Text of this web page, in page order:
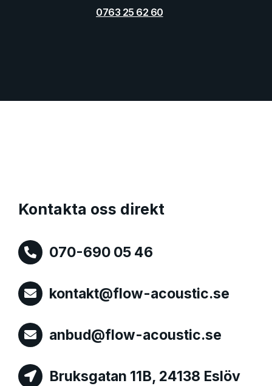
0763 25 62 60
Kontakta oss direkt
 070-690 05 46
 kontakt@flow-acoustic.se
 anbud@flow-acoustic.se
 Bruksgatan 11B, 24138 Eslöv